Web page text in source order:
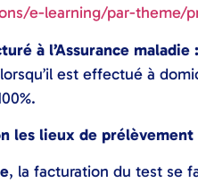
e-learning/par-theme/
à l’Assurance maladie :
est effectué à
les lieux de prélèvement
, la facturation du test se